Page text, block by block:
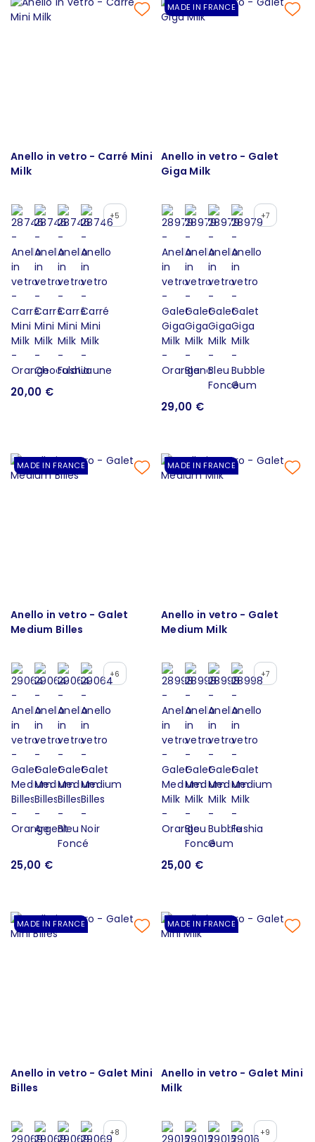
Anello in vetro - Carré Mini
Milk
+5
20,00 €
MADE IN FRANCE
Anello in vetro - Galet
Giga Milk
+7
29,00 €
MADE IN FRANCE
Anello in vetro - Galet
Medium Billes
+6
25,00 €
MADE IN FRANCE
Anello in vetro - Galet
Medium Milk
+7
25,00 €
MADE IN FRANCE
Anello in vetro - Galet Mini
Billes
+8
MADE IN FRANCE
Anello in vetro - Galet Mini
Milk
+9